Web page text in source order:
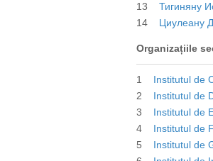
13
Тигиняну
14
Циулеану
Organizațiile
1
Institutul de
2
Institutul de
3
Institutul de
4
Institutul de
5
Institutul de